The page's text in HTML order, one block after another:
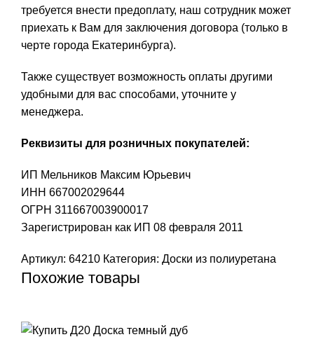
требуется внести предоплату, наш сотрудник может
приехать к Вам для заключения договора (только в
черте города Екатеринбурга).
Также существует возможность оплаты другими
удобными для вас способами, уточните у
менеджера.
Реквизиты для розничных покупателей:
ИП Мельников Максим Юрьевич
ИНН 667002029644
ОГРН 311667003900017
Зарегистрирован как ИП 08 февраля 2011
Артикул: 64210 Категория: Доски из полиуретана
Похожие товары